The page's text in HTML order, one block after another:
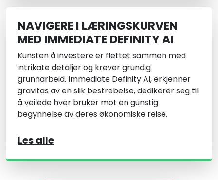
NAVIGERE I LÆRINGSKURVEN
MED IMMEDIATE DEFINITY AI
Kunsten å investere er flettet sammen med
intrikate detaljer og krever grundig
grunnarbeid. Immediate Definity AI, erkjenner
gravitas av en slik bestrebelse, dedikerer seg til
å veilede hver bruker mot en gunstig
begynnelse av deres økonomiske reise.
Les alle